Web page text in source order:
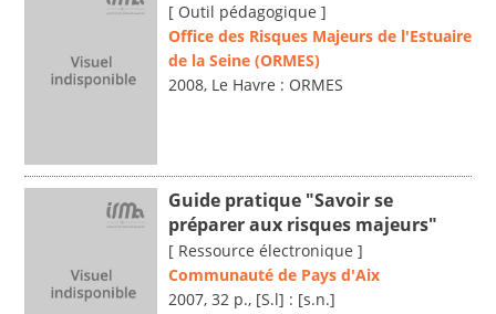
[ Outil pédagogique ]
Office des Risques Majeurs de l'Estuaire
de la Seine (ORMES)
2008, Le Havre : ORMES
Guide pratique "Savoir se
préparer aux risques majeurs"
[ Ressource électronique ]
Communauté de Pays d'Aix
2007, 32 p., [S.l] : [s.n.]